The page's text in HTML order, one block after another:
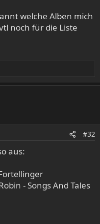
welche Alben mich
noch für die Liste
#32
aus:
- Songs And Tales